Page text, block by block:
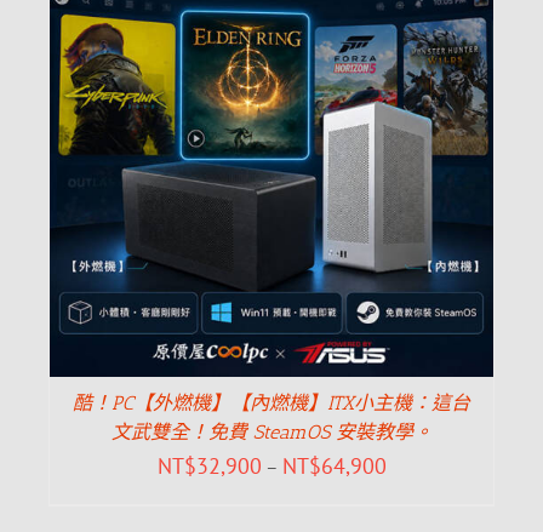
酷！PC【外燃機】【內燃機】ITX小主機：這台
文武雙全！免費 SteamOS 安裝教學。
NT$32,900 – NT$64,900